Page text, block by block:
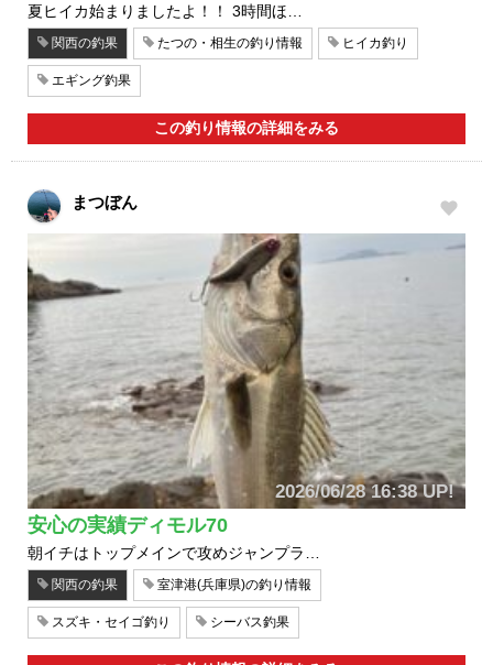
夏ヒイカ始まりましたよ！！ 3時間ほ…
関西の釣果 たつの・相生の釣り情報 ヒイカ釣り
エギング釣果
この釣り情報の詳細をみる
まつぼん
2026/06/28 16:38 UP!
安心の実績ディモル70
朝イチはトップメインで攻めジャンプラ…
関西の釣果 室津港(兵庫県)の釣り情報
スズキ・セイゴ釣り シーバス釣果